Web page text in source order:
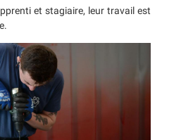
et stagiaire, leur travail est